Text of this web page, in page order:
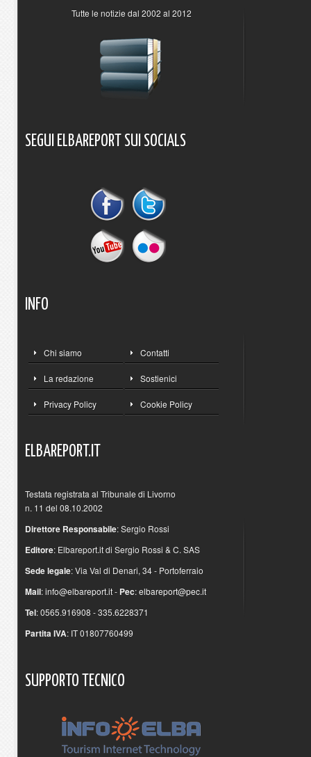
Tutte le notizie dal 2002 al 2012
SEGUI ELBAREPORT SUI SOCIALS
INFO
Chi siamo Contatti
La redazione Sostienici
Privacy Policy Cookie Policy
ELBAREPORT.IT
Testata registrata al Tribunale di Livorno
n. 11 del 08.10.2002
Direttore Responsabile: Sergio Rossi
Editore: Elbareport.it di Sergio Rossi & C. SAS
Sede legale: Via Val di Denari, 34 - Portoferraio
Mail:info@elbareport.it- Pec:elbareport@pec.it
Tel: 0565.916908 - 335.6228371
Partita IVA: IT 01807760499
SUPPORTO TECNICO